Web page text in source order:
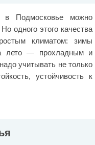
Подмосковье можно
одного этого качества
климатом: зимы
лето — прохладным и
учитывать не только
устойчивость к